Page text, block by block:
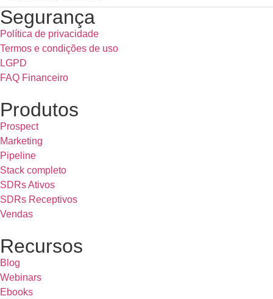
Segurança
Política de privacidade
Termos e condições de uso
LGPD
FAQ Financeiro
Produtos
Prospect
Marketing
Pipeline
Stack completo
SDRs Ativos
SDRs Receptivos
Vendas
Recursos
Blog
Webinars
Ebooks